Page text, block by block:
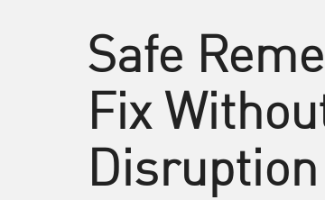
AIを活用したセキュリティ管理
ワークスペース
メール＆コラボレーション
モバイル
エンドポイント
Safe
Fix
Disruption